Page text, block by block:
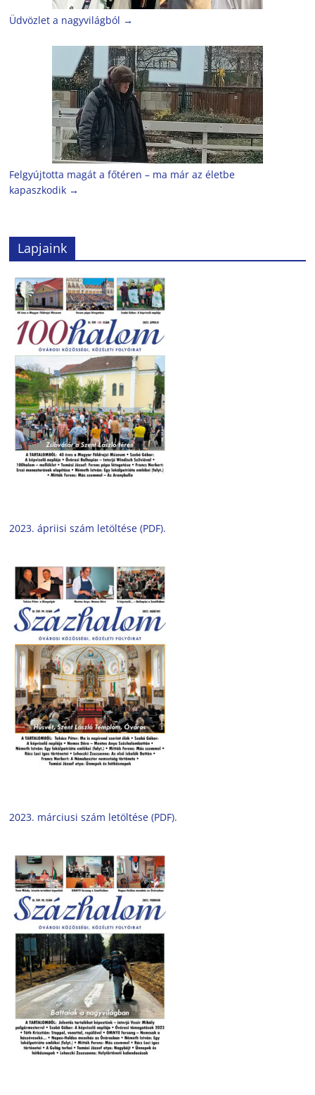
Üdvözlet a nagyvilágból →
Felgyújtotta magát a főtéren – ma már az életbe
kapaszkodik →
Lapjaink
2023. ápriisi szám letöltése (PDF).
2023. márciusi szám letöltése (PDF).